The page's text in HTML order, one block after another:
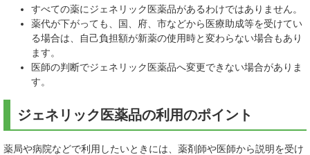
すべての薬にジェネリック医薬品があるわけではありません。
薬代が下がっても、国、府、市などから医療助成等を受けてい
る場合は、自己負担額が新薬の使用時と変わらない場合もあり
ます。
医師の判断でジェネリック医薬品へ変更できない場合がありま
す。
ジェネリック医薬品の利用のポイント
薬局や病院などで利用したいときには、薬剤師や医師から説明を受け